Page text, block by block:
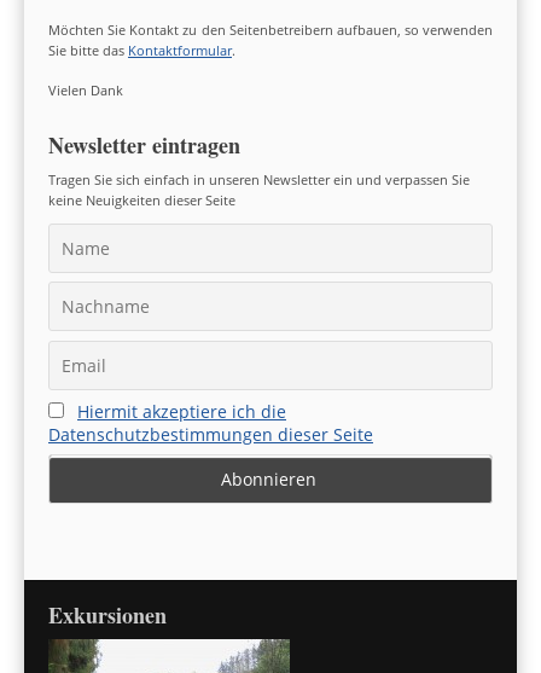
Möchten Sie Kontakt zu den Seitenbetreibern aufbauen, so verwenden
Sie bitte das Kontaktformular.
Vielen Dank
Newsletter eintragen
Tragen Sie sich einfach in unseren Newsletter ein und verpassen Sie
keine Neuigkeiten dieser Seite
Hiermit akzeptiere ich die
Datenschutzbestimmungen dieser Seite
Exkursionen